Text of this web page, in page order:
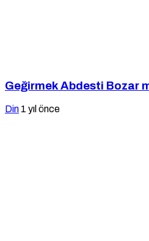
Geğirmek Abdesti Bozar
Din 1 yıl önce